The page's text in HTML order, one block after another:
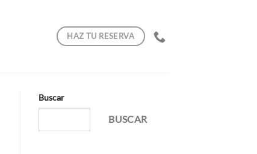
HAZ TU RESERVA
Buscar
BUSCAR